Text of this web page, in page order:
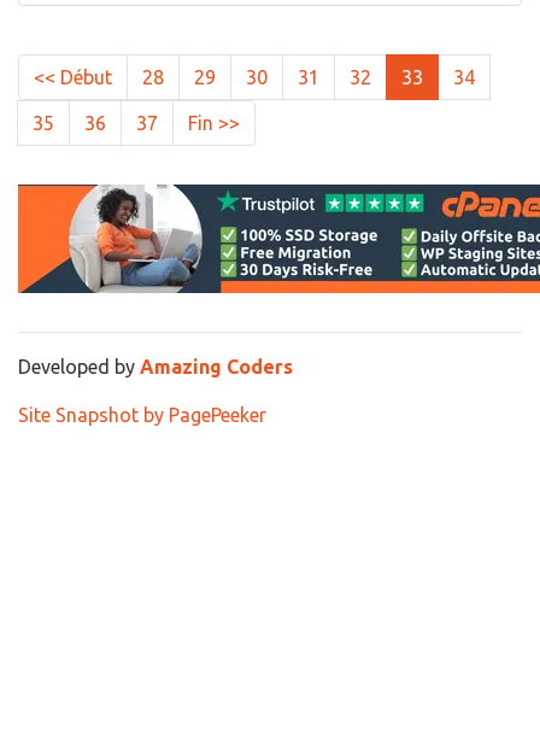
<< Début 28 29 30 31 32 33 34
35 36 37 Fin >>
Developed by Amazing Coders
Site Snapshot by PagePeeker